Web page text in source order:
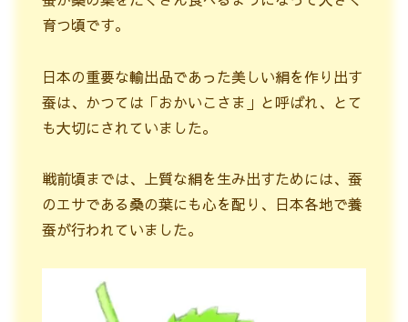
育つ頃です。
日本の重要な輸出品であった美しい絹を作り出す
蚕は、かつては「おかいこさま」と呼ばれ、とて
も大切にされていました。
戦前頃までは、上質な絹を生み出すためには、蚕
のエサである桑の葉にも心を配り、日本各地で養
蚕が行われていました。